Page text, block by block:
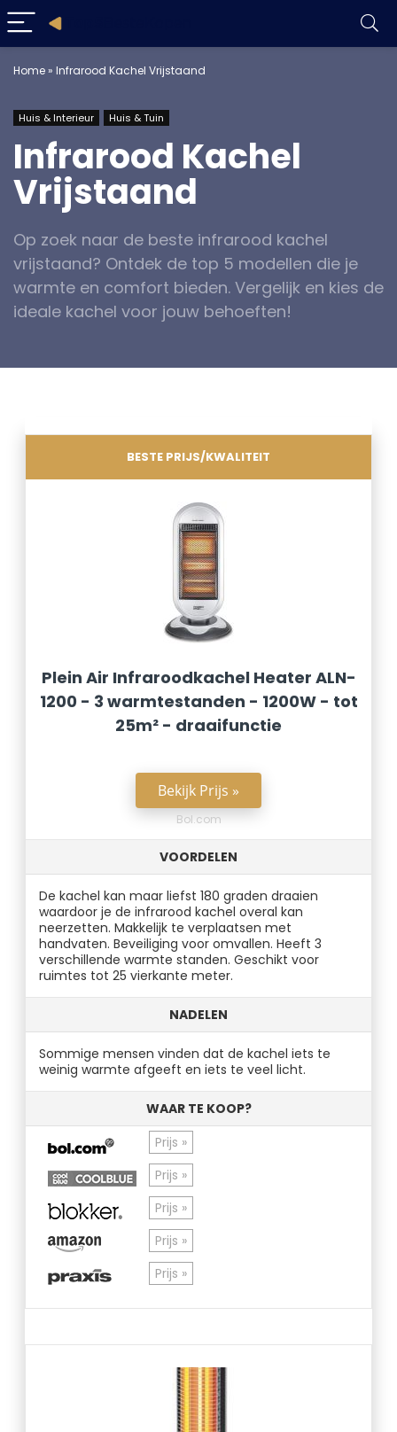
Home» Infrarood Kachel Vrijstaand
Huis & Interieur Huis & Tuin
Infrarood Kachel
Vrijstaand
Op zoek naar de beste infrarood kachel
vrijstaand? Ontdek de top 5 modellen die je
warmte en comfort bieden. Vergelijk en kies de
ideale kachel voor jouw behoeften!
BESTE PRIJS/KWALITEIT
Plein Air Infraroodkachel Heater ALN-
1200 - 3 warmtestanden - 1200W - tot
25m² - draaifunctie
Bekijk Prijs »
Bol.com
VOORDELEN
De kachel kan maar liefst 180 graden draaien
waardoor je de infrarood kachel overal kan
neerzetten. Makkelijk te verplaatsen met
handvaten. Beveiliging voor omvallen. Heeft 3
verschillende warmte standen. Geschikt voor
ruimtes tot 25 vierkante meter.
NADELEN
Sommige mensen vinden dat de kachel iets te
weinig warmte afgeeft en iets te veel licht.
WAAR TE KOOP?
Prijs »
Prijs »
Prijs »
Prijs »
Prijs »